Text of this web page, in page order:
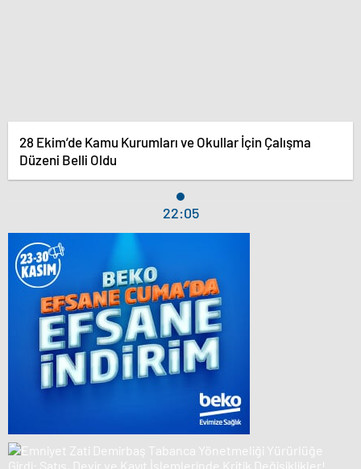
28 Ekim’de Kamu Kurumları ve Okullar İçin Çalışma
Düzeni Belli Oldu
22:05